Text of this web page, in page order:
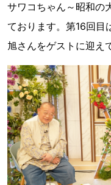
サワコちゃん～昭和の
ております。第16回
旭さんをゲストに迎え